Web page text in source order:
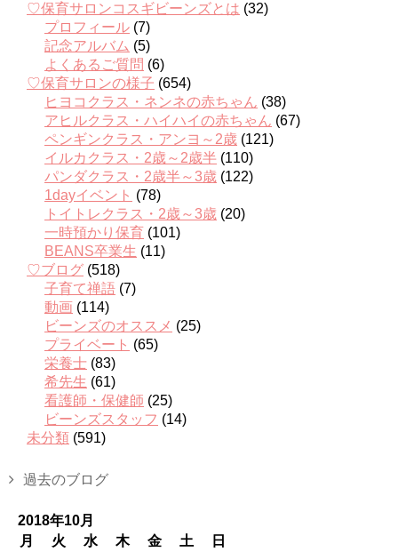
♡保育サロンコスギビーンズとは (32)
プロフィール (7)
記念アルバム (5)
よくあるご質問 (6)
♡保育サロンの様子 (654)
ヒヨコクラス・ネンネの赤ちゃん (38)
アヒルクラス・ハイハイの赤ちゃん (67)
ペンギンクラス・アンヨ～2歳 (121)
イルカクラス・2歳～2歳半 (110)
パンダクラス・2歳半～3歳 (122)
1dayイベント (78)
トイトレクラス・2歳～3歳 (20)
一時預かり保育 (101)
BEANS卒業生 (11)
♡ブログ (518)
子育て禅語 (7)
動画 (114)
ビーンズのオススメ (25)
プライベート (65)
栄養士 (83)
希先生 (61)
看護師・保健師 (25)
ビーンズスタッフ (14)
未分類 (591)
過去のブログ
2018年10月
月
火 水 木 金 土
日